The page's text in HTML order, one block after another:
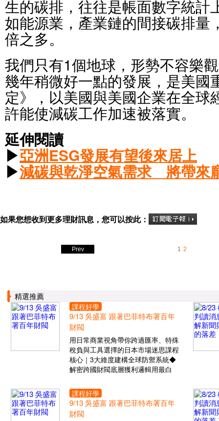
生的碳排，往往是帳面數字統計
如能源業，產業鏈的間接碳排量
倍之多。
我們只有1個地球，形勢不容樂
幾年稍微好一點的發展，是美國
定》，以美國與美國企業在全球
許能使減碳工作加速被落實。
延伸閱讀
▶亞洲ESG發展有望後來居上
▶減碳與乾淨空氣需求 將帶來
如果您想收到更多理財訊息，您可以按此：
Prev 1 2
精選推薦
課程好學
9/13 吳盛富 跟著巴菲特布署百年
財閥
用日常商業視角帶你跨過匯率、特殊
稅負與工具選擇的日本市場迷思課程
核心｜3大維度建構全球防禦系統◆
解密跨國財閥底層獲利邏輯用最白
課程好學
9/13 吳盛富 跟著巴菲特布署百年
財閥